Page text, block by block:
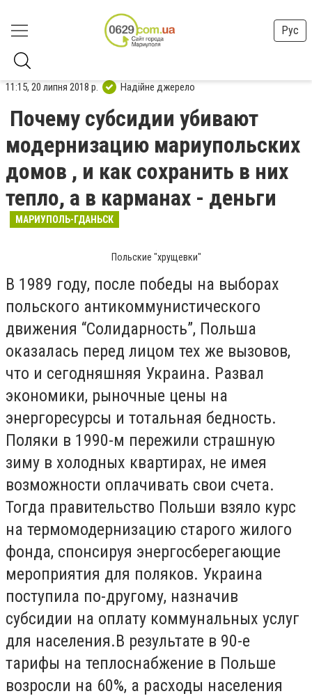
Рус
11:15, 20 липня 2018 р. Надійне джерело
Почему субсидии убивают
модернизацию мариупольских
домов , и как сохранить в них
тепло, а в карманах - деньги
МАРИУПОЛЬ-ГДАНЬСК
Польские "хрущевки"
В 1989 году, после победы на выборах
польского антикоммунистического
движения “Солидарность”, Польша
оказалась перед лицом тех же вызовов,
что и сегодняшняя Украина. Развал
экономики, рыночные цены на
энергоресурсы и тотальная бедность.
Поляки в 1990-м пережили страшную
зиму в холодных квартирах, не имея
возможности оплачивать свои счета.
Тогда правительство Польши взяло курс
на термомодернизацию старого жилого
фонда, спонсируя энергосберегающие
мероприятия для поляков. Украина
поступила по-другому, назначив
субсидии на оплату коммунальных услуг
для населения.В результате в 90-е
тарифы на теплоснабжение в Польше
возросли на 60%, а расходы населения